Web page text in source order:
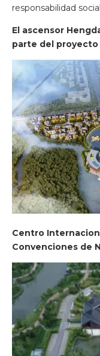
responsabilidad
El ascensor
parte del
Centro
Convenciones de